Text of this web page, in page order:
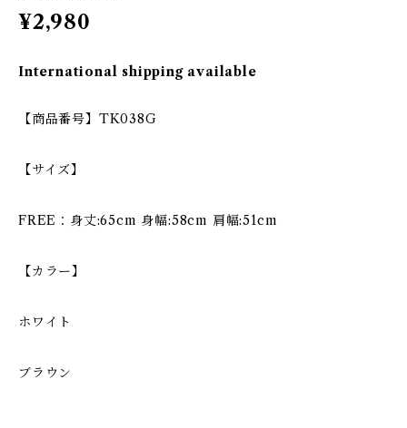
¥2,980
International shipping available
【商品番号】TK038G
【サイズ】
FREE：身丈:65cm 身幅:58cm 肩幅:51cm
【カラー】
ホワイト
ブラウン